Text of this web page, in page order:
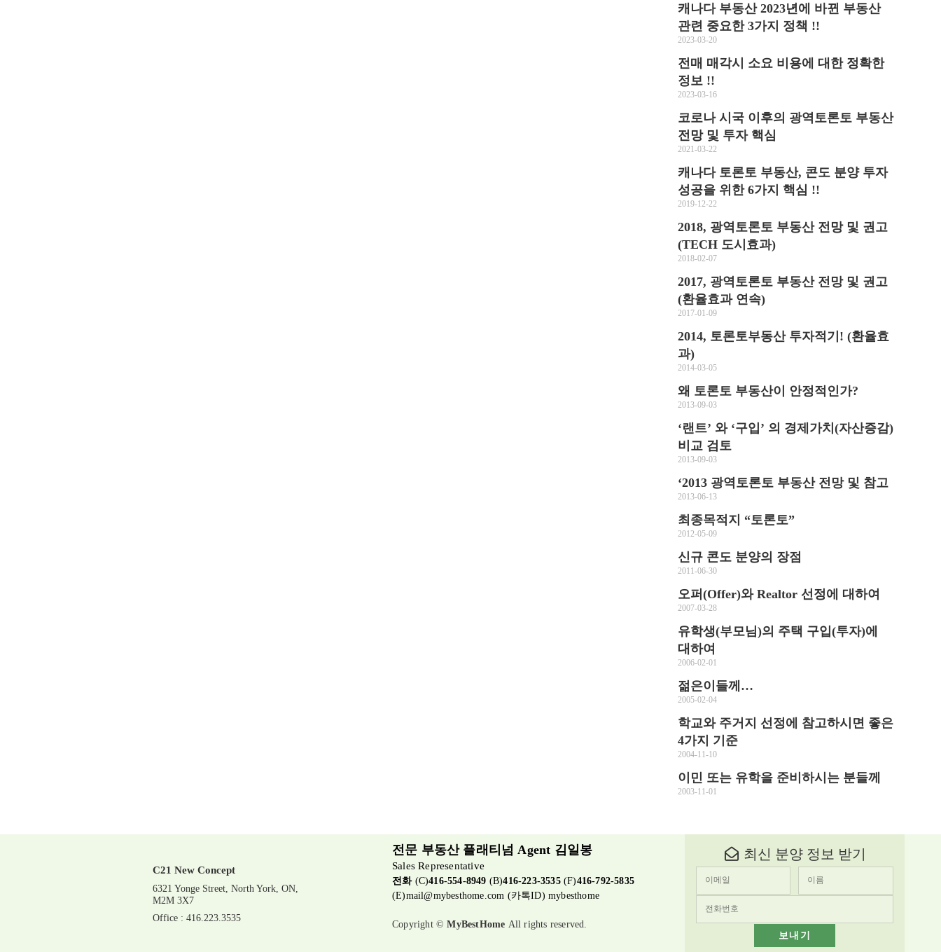
캐나다 부동산 2023년에 바뀐 부동산
관련 중요한 3가지 정책 !!
2023-03-20
전매 매각시 소요 비용에 대한 정확한
정보 !!
2023-03-16
코로나 시국 이후의 광역토론토 부동산
전망 및 투자 핵심
2021-03-22
캐나다 토론토 부동산, 콘도 분양 투자
성공을 위한 6가지 핵심 !!
2019-12-22
2018, 광역토론토 부동산 전망 및 권고
(TECH 도시효과)
2018-02-07
2017, 광역토론토 부동산 전망 및 권고
(환율효과 연속)
2017-01-09
2014, 토론토부동산 투자적기! (환율효
과)
2014-03-05
왜 토론토 부동산이 안정적인가?
2013-09-03
‘랜트’ 와 ‘구입’ 의 경제가치(자산증감)
비교 검토
2013-09-03
‘2013 광역토론토 부동산 전망 및 참고
2013-06-13
최종목적지 “토론토”
2012-05-09
신규 콘도 분양의 장점
2011-06-30
오퍼(Offer)와 Realtor 선정에 대하여
2007-03-28
유학생(부모님)의 주택 구입(투자)에
대하여
2006-02-01
젊은이들께…
2005-02-04
학교와 주거지 선정에 참고하시면 좋은
4가지 기준
2004-11-10
이민 또는 유학을 준비하시는 분들께
2003-11-01
C21 New Concept
6321 Yonge Street, North York, ON,
M2M 3X7
Office : 416.223.3535
전문 부동산 플래티넘 Agent 김일봉
Sales Representative
전화(C)416-554-8949 (B)416-223-3535(F)416-792-5835
(E)mail@mybesthome.com (카톡ID) mybesthome
Copyright ©MyBestHome All rights reserved.
최신 분양 정보 받기
보내기